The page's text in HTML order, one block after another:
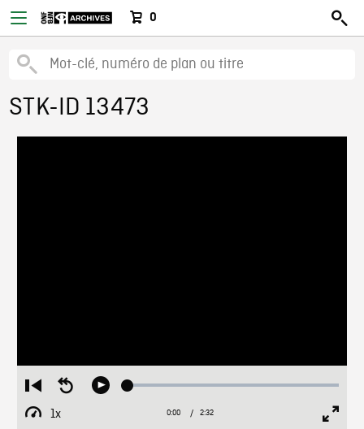
0
STK-ID 13473
Restart
from
beginning
Seek
Play Loaded:
1x
Playback
Current
0:00 / Duration
2:32